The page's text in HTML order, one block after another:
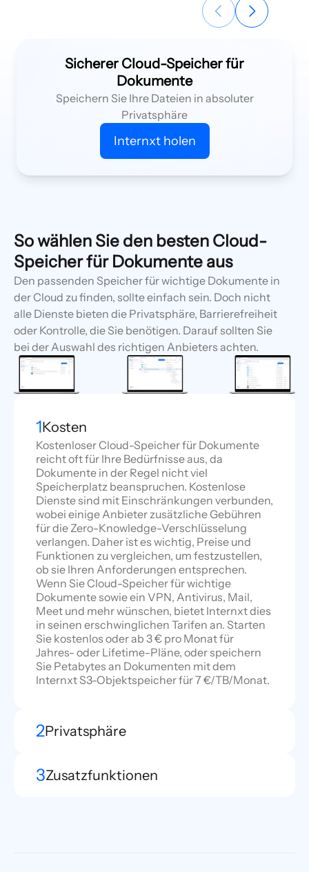
Sicherer Cloud-Speicher für
Dokumente
Speichern Sie Ihre Dateien in absoluter
Privatsphäre
Internxt holen
So wählen Sie den besten Cloud-
Speicher für Dokumente aus
Den passenden Speicher für wichtige Dokumente in
der Cloud zu finden, sollte einfach sein. Doch nicht
alle Dienste bieten die Privatsphäre, Barrierefreiheit
oder Kontrolle, die Sie benötigen. Darauf sollten Sie
bei der Auswahl des richtigen Anbieters achten.
1Kosten
Kostenloser Cloud-Speicher für Dokumente
reicht oft für Ihre Bedürfnisse aus, da
Dokumente in der Regel nicht viel
Speicherplatz beanspruchen. Kostenlose
Dienste sind mit Einschränkungen verbunden,
wobei einige Anbieter zusätzliche Gebühren
für die Zero-Knowledge-Verschlüsselung
verlangen. Daher ist es wichtig, Preise und
Funktionen zu vergleichen, um festzustellen,
ob sie Ihren Anforderungen entsprechen.
Wenn Sie Cloud-Speicher für wichtige
Dokumente sowie ein VPN, Antivirus, Mail,
Meet und mehr wünschen, bietet Internxt dies
in seinen erschwinglichen Tarifen an. Starten
Sie kostenlos oder ab 3 € pro Monat für
Jahres- oder Lifetime-Pläne, oder speichern
Sie Petabytes an Dokumenten mit dem
Internxt S3-Objektspeicher für 7 €/TB/Monat.
2Privatsphäre
3Zusatzfunktionen